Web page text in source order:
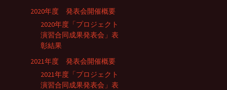
2020年度 発表会開催概要
2020年度「プロジェクト
演習合同成果発表会」表
彰結果
2021年度 発表会開催概要
2021年度「プロジェクト
演習合同成果発表会」表